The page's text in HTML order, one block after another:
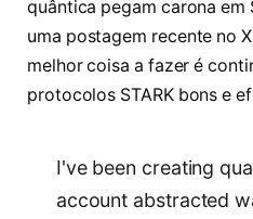
quântica pegam carona em
uma postagem recente no
melhor coisa a fazer é
protocolos STARK bons e
I've been creating
account abstracted